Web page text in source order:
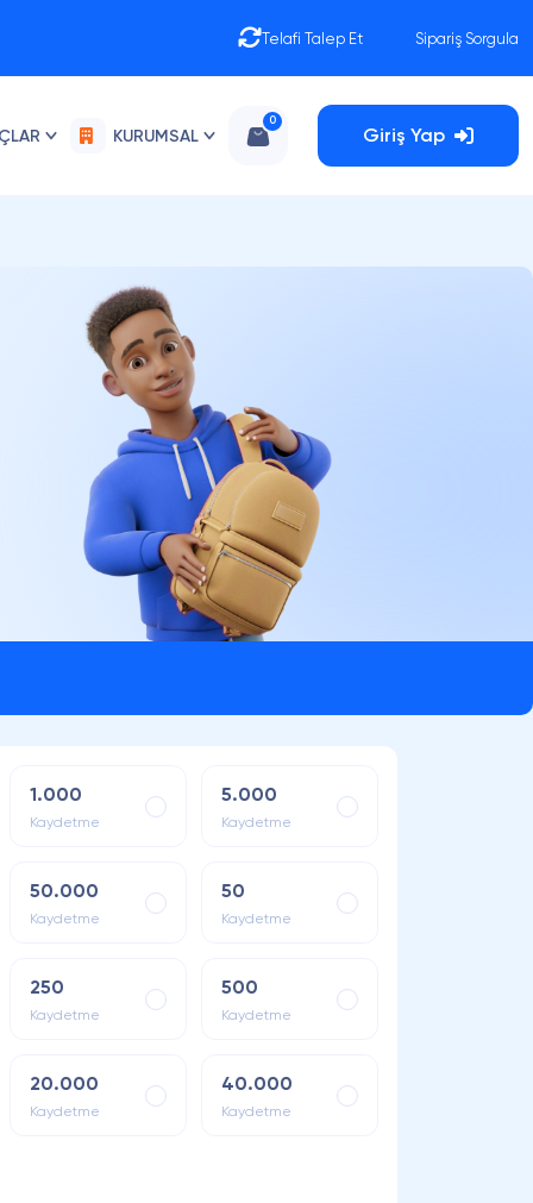
Telafi Talep Et Sipariş Sorgula
KURUMSAL
0
Giriş Yap
1.000
Kaydetme
5.000
Kaydetme
50.000
Kaydetme
50
Kaydetme
250
Kaydetme
500
Kaydetme
20.000
Kaydetme
40.000
Kaydetme